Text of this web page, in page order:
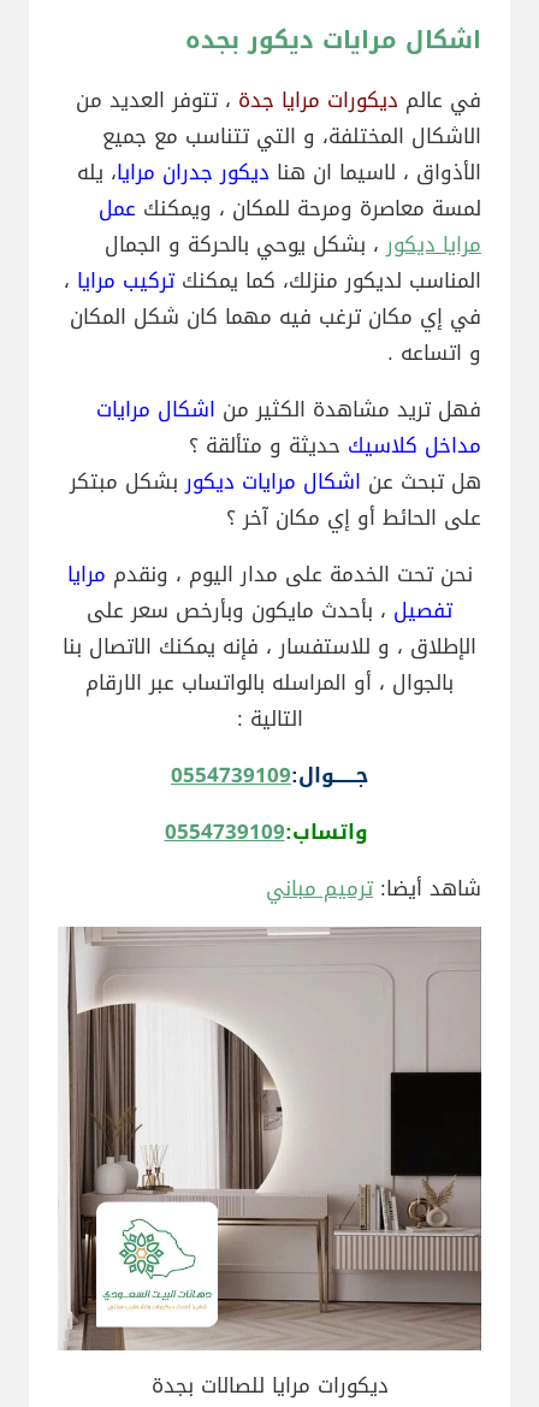
اشكال مرايات ديكور بجده
في عالم ديكورات مرايا جدة ، تتوفر العديد من
الاشكال المختلفة، و التي تتناسب مع جميع
الأذواق ، لاسيما ان هنا ديكور جدران مرايا، يله
لمسة معاصرة ومرحة للمكان ، ويمكنك عمل
مرايا ديكور، بشكل يوحي بالحركة و الجمال
المناسب لديكور منزلك، كما يمكنكتركيب مرايا ،
في إي مكان ترغب فيه مهما كان شكل المكان
و اتساعه .
فهل تريد مشاهدة الكثير من اشكال مرايات
مداخل كلاسيك حديثة و متألقة ؟
هل تبحث عن اشكال مرايات ديكوربشكل مبتكر
على الحائط أو إي مكان آخر ؟
نحن تحت الخدمة على مدار اليوم ، ونقدم مرايا
تفصيل ، بأحدث مايكون وبأرخص سعر على
الإطلاق ، و للاستفسار ، فإنه يمكنك الاتصال بنا
بالجوال ، أو المراسله بالواتساب عبر الارقام
التالية :
جــــــوال:0554739109
واتساب:0554739109
شاهد أيضا: ترميم مباني
ديكورات مرايا للصالات بجدة